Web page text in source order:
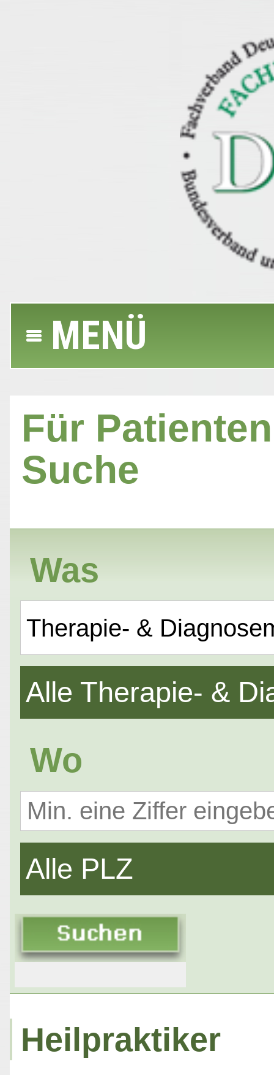
MENÜ
Für
Suche
Was
Therapie- &
Alle Therapie- &
Wo
Alle PLZ
Heilpraktiker